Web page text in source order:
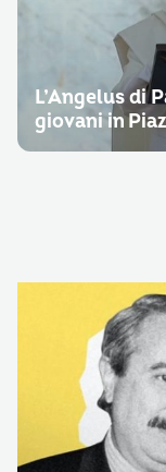
L’Angelus di
giovani in